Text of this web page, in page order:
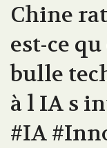
Chine
est-ce
bulle
à l IA s
#IA